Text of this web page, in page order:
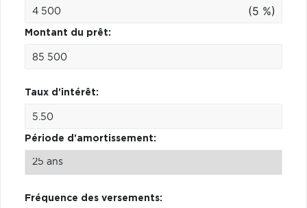
(5 %)
Montant du prêt:
Taux d'intérêt:
Période d'amortissement:
Fréquence des versements: